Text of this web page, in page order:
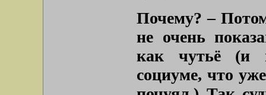
Почему? –
не очень
как чутьё (и
социуме, что